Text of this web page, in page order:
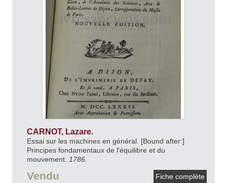
CARNOT, Lazare.
Essai sur les machines en général. [Bound after:]
Principes fondamentaux de l'équilibre et du
mouvement.
1786.
Vendu Fiche complète